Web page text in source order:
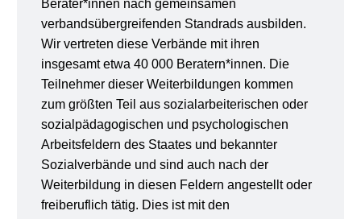
Berater*innen nach gemeinsamen
verbandsübergreifenden Standrads ausbilden.
Wir vertreten diese Verbände mit ihren
insgesamt etwa 40 000 Beratern*innen. Die
Teilnehmer dieser Weiterbildungen kommen
zum größten Teil aus sozialarbeiterischen oder
sozialpädagogischen und psychologischen
Arbeitsfeldern des Staates und bekannter
Sozialverbände und sind auch nach der
Weiterbildung in diesen Feldern angestellt oder
freiberuflich tätig. Dies ist mit den